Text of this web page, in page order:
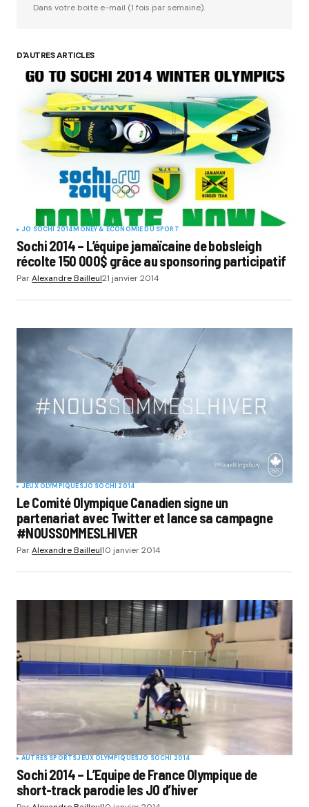
Your Name*
Your E-mail*
Submit Comment
Dans votre boite e-mail (1 fois par semaine).
D'AUTRES ARTICLES
JO SOCHI 2014MONEY & ÉCONOMIE DU SPORT
Sochi 2014 – L’équipe jamaïcaine de bobsleigh
récolte 150 000$ grâce au sponsoring participatif
ParAlexandre Bailleul21 janvier 2014
JEUX OLYMPIQUESJO SOCHI 2014
Le Comité Olympique Canadien signe un
partenariat avec Twitter et lance sa campagne
#NOUSSOMMESLHIVER
ParAlexandre Bailleul10 janvier 2014
AUTRES SPORTSJEUX OLYMPIQUESJO SOCHI 2014
Sochi 2014 – L’Equipe de France Olympique de
short-track parodie les JO d’hiver